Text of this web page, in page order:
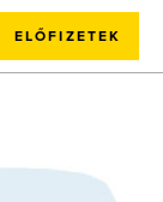
ELŐFIZETEK